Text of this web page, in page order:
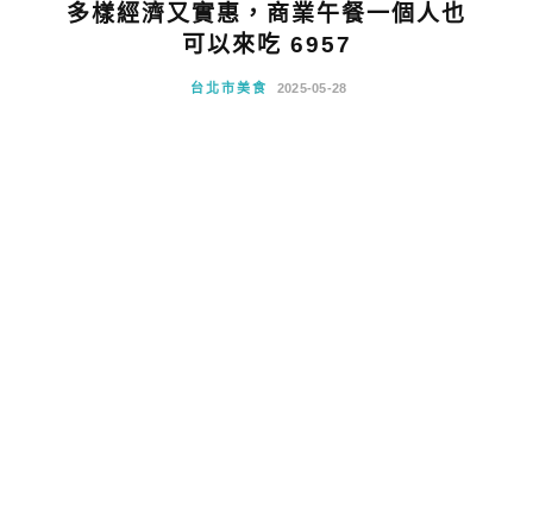
多樣經濟又實惠，商業午餐一個人也
可以來吃 6957
台北市美食 2025-05-28